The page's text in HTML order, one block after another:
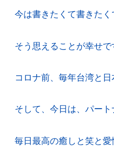
今は書きたくて書きたく
そう思えることが幸せで
コロナ前、毎年台湾と
そして、今日は、パー
毎日最高の癒しと笑と